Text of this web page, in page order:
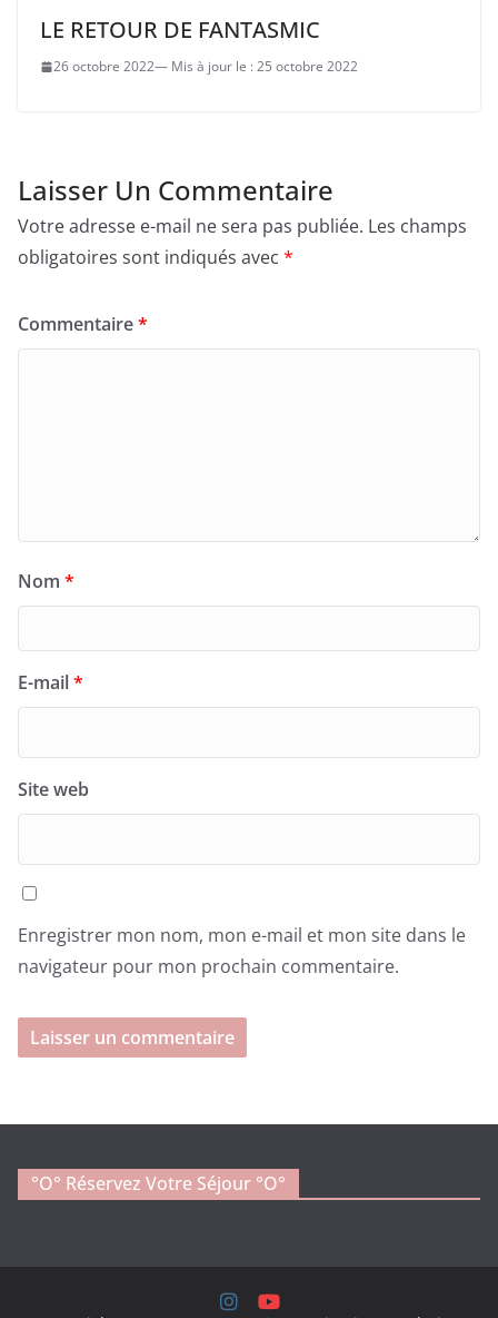
LE RETOUR DE FANTASMIC
26 octobre 2022 25 octobre 2022
Laisser Un Commentaire
Votre adresse e-mail ne sera pas publiée. Les champs
obligatoires sont indiqués avec *
Commentaire*
Nom *
E-mail*
Site web
Enregistrer mon nom, mon e-mail et mon site dans le
navigateur pour mon prochain commentaire.
°o° Réservez Votre Séjour °O°